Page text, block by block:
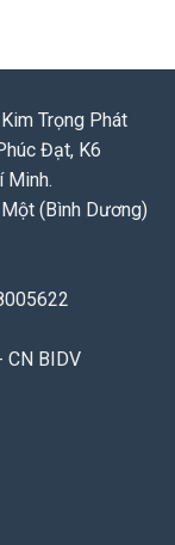
Trọng Phát
Đạt, K6
Minh.
(Bình Dương)
CN BIDV